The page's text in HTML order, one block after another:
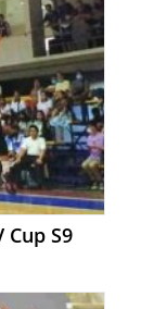
Cup S9